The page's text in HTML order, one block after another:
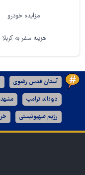
مزایده خودرو
هزینه سفر به کربلا
آستان قدس رضوی
دونالد ترامپ مشهد
رژیم صهیونیستی